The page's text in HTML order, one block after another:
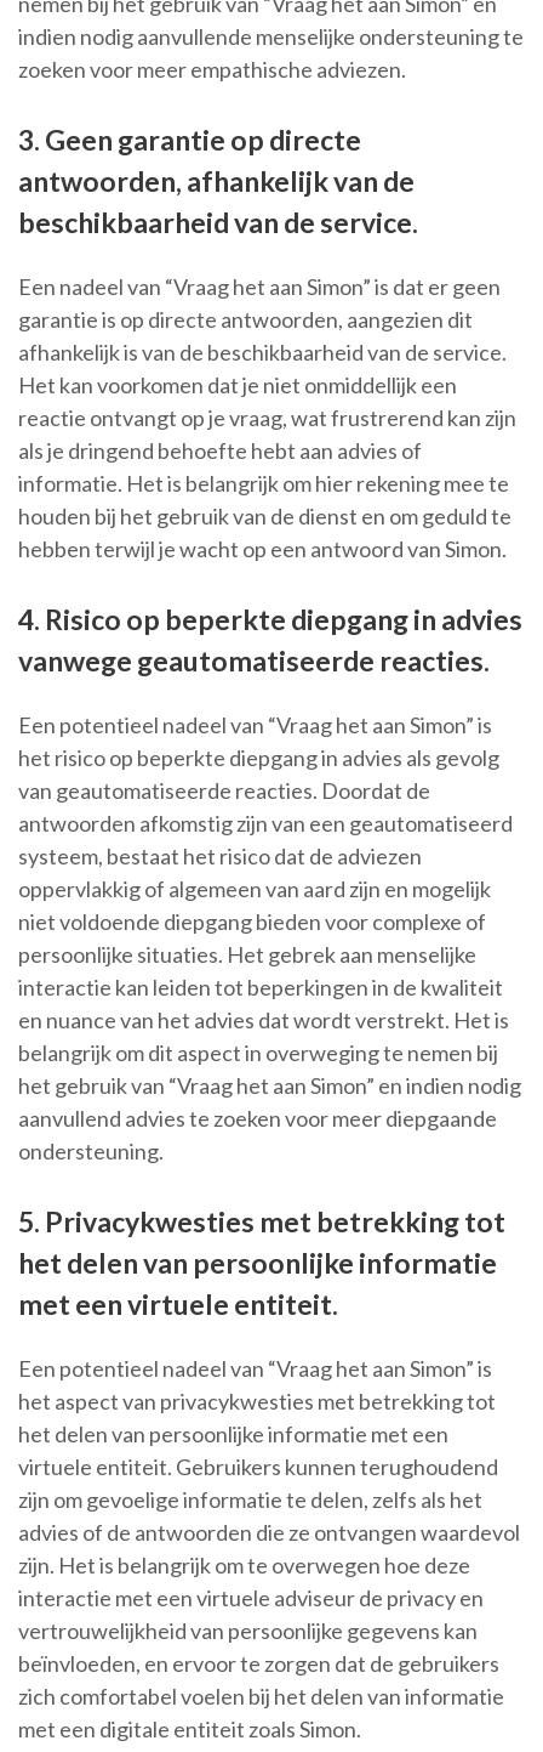
indien nodig aanvullende menselijke ondersteuning te
zoeken voor meer empathische adviezen.
3. Geen garantie op directe
antwoorden, afhankelijk van de
beschikbaarheid van de service.
Een nadeel van “Vraag het aan Simon” is dat er geen
garantie is op directe antwoorden, aangezien dit
afhankelijk is van de beschikbaarheid van de service.
Het kan voorkomen dat je niet onmiddellijk een
reactie ontvangt op je vraag, wat frustrerend kan zijn
als je dringend behoefte hebt aan advies of
informatie. Het is belangrijk om hier rekening mee te
houden bij het gebruik van de dienst en om geduld te
hebben terwijl je wacht op een antwoord van Simon.
4. Risico op beperkte diepgang in advies
vanwege geautomatiseerde reacties.
Een potentieel nadeel van “Vraag het aan Simon” is
het risico op beperkte diepgang in advies als gevolg
van geautomatiseerde reacties. Doordat de
antwoorden afkomstig zijn van een geautomatiseerd
systeem, bestaat het risico dat de adviezen
oppervlakkig of algemeen van aard zijn en mogelijk
niet voldoende diepgang bieden voor complexe of
persoonlijke situaties. Het gebrek aan menselijke
interactie kan leiden tot beperkingen in de kwaliteit
en nuance van het advies dat wordt verstrekt. Het is
belangrijk om dit aspect in overweging te nemen bij
het gebruik van “Vraag het aan Simon” en indien nodig
aanvullend advies te zoeken voor meer diepgaande
ondersteuning.
5. Privacykwesties met betrekking tot
het delen van persoonlijke informatie
met een virtuele entiteit.
Een potentieel nadeel van “Vraag het aan Simon” is
het aspect van privacykwesties met betrekking tot
het delen van persoonlijke informatie met een
virtuele entiteit. Gebruikers kunnen terughoudend
zijn om gevoelige informatie te delen, zelfs als het
advies of de antwoorden die ze ontvangen waardevol
zijn. Het is belangrijk om te overwegen hoe deze
interactie met een virtuele adviseur de privacy en
vertrouwelijkheid van persoonlijke gegevens kan
beïnvloeden, en ervoor te zorgen dat de gebruikers
zich comfortabel voelen bij het delen van informatie
met een digitale entiteit zoals Simon.